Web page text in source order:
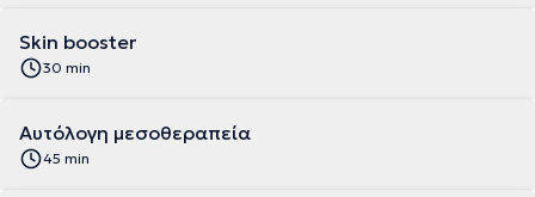
Skin booster
30 min
Αυτόλογη μεσοθεραπεία
45 min